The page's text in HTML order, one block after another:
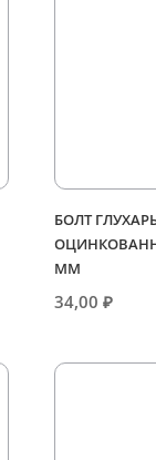
БОЛТ
ММ
34,00 ₽